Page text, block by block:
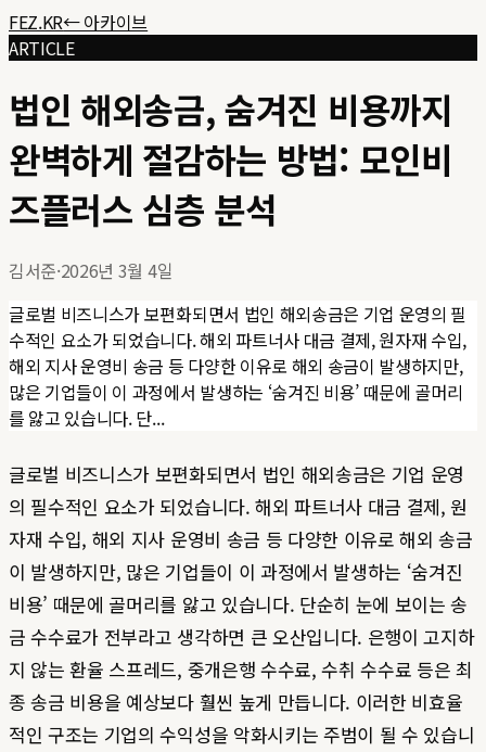
FEZ.KR← 아카이브
ARTICLE
법인 해외송금, 숨겨진 비용까지
완벽하게 절감하는 방법: 모인비
즈플러스 심층 분석
김서준·2026년 3월 4일
글로벌 비즈니스가 보편화되면서 법인 해외송금은 기업 운영의 필
수적인 요소가 되었습니다. 해외 파트너사 대금 결제, 원자재 수입,
해외 지사 운영비 송금 등 다양한 이유로 해외 송금이 발생하지만,
많은 기업들이 이 과정에서 발생하는 ‘숨겨진 비용’ 때문에 골머리
를 앓고 있습니다. 단...
글로벌 비즈니스가 보편화되면서 법인 해외송금은 기업 운영
의 필수적인 요소가 되었습니다. 해외 파트너사 대금 결제, 원
자재 수입, 해외 지사 운영비 송금 등 다양한 이유로 해외 송금
이 발생하지만, 많은 기업들이 이 과정에서 발생하는 ‘숨겨진
비용’ 때문에 골머리를 앓고 있습니다. 단순히 눈에 보이는 송
금 수수료가 전부라고 생각하면 큰 오산입니다. 은행이 고지하
지 않는 환율 스프레드, 중개은행 수수료, 수취 수수료 등은 최
종 송금 비용을 예상보다 훨씬 높게 만듭니다. 이러한 비효율
적인 구조는 기업의 수익성을 악화시키는 주범이 될 수 있습니